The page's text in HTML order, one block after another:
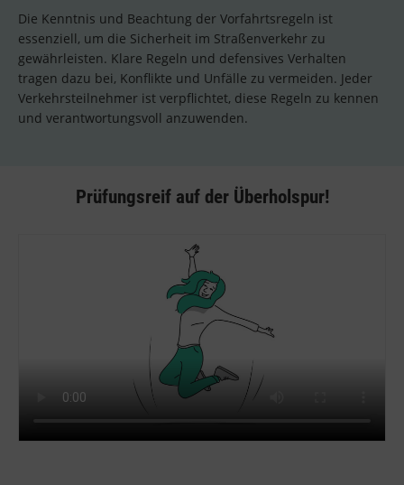
Die Kenntnis und Beachtung der Vorfahrtsregeln ist
essenziell, um die Sicherheit im Straßenverkehr zu
gewährleisten. Klare Regeln und defensives Verhalten
tragen dazu bei, Konflikte und Unfälle zu vermeiden. Jeder
Verkehrsteilnehmer ist verpflichtet, diese Regeln zu kennen
und verantwortungsvoll anzuwenden.
Prüfungsreif auf der Überholspur!